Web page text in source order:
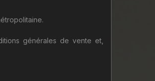
générales de vente et,